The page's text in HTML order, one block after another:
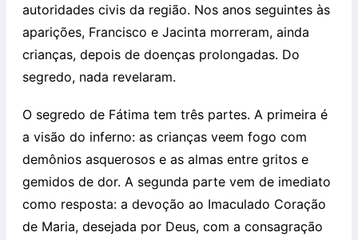
autoridades civis da região. Nos anos seguintes às
aparições, Francisco e Jacinta morreram, ainda
crianças, depois de doenças prolongadas. Do
segredo, nada revelaram.
O segredo de Fátima tem três partes. A primeira é
a visão do inferno: as crianças veem fogo com
demônios asquerosos e as almas entre gritos e
gemidos de dor. A segunda parte vem de imediato
como resposta: a devoção ao Imaculado Coração
de Maria, desejada por Deus, com a consagração